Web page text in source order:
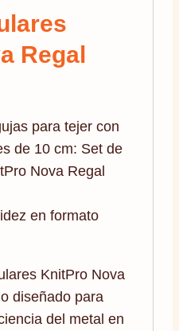
Regal
para tejer con
de 10 cm: Set de
Nova Regal
en formato
KnitPro Nova
diseñado para
del metal en